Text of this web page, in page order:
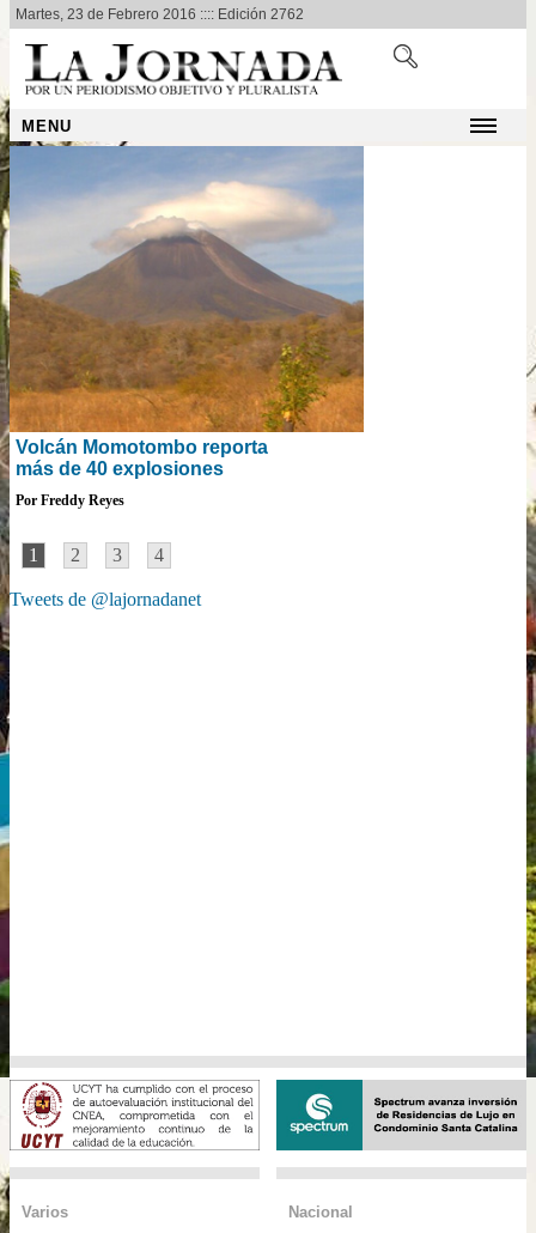
Martes, 23 de Febrero 2016 :::: Edición 2762
MENU
Volcán Momotombo reporta
más de 40 explosiones
Por Freddy Reyes
1 2 3 4
Tweets de @lajornadanet
Varios Nacional